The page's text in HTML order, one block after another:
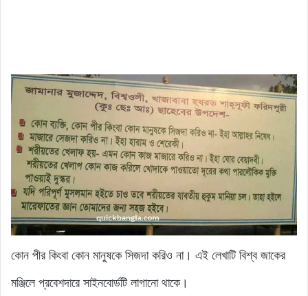
কোন পীর কিংবা কোন মানুষকে সিজদা করিও না। এই লেখাটি বিশ্ব জাকের
মঞ্জিলে প্রবেশদারে সাইনবোর্ডটি লাগানো থাকে।